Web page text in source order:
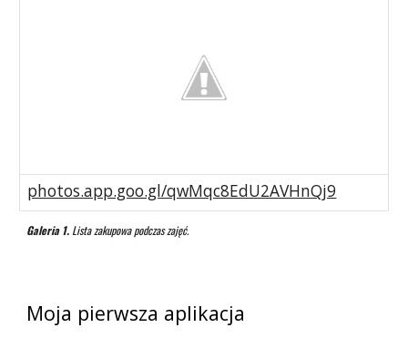
photos.app.goo.gl/qwMqc8EdU2AVHnQj9
Galeria 1. Lista zakupowa podczas zajęć.
Moja pierwsza aplikacja